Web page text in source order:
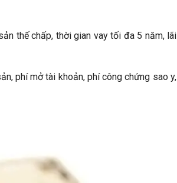
thế chấp, thời gian vay tối đa 5 năm, lãi
phí mở tài khoản, phí công chứng sao y,